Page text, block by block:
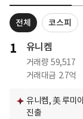
전체 코스피
1 유니켐
거래량 59,517
거래대금 2.7억
유니켐, 美 루미
진출